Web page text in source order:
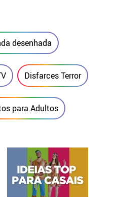
desenhada
Disfarces Terror
para Adultos